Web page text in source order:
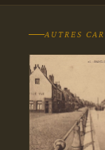
AUTRES